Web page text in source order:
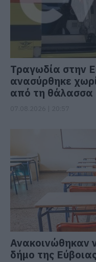
Τραγωδία στην
ανασύρθηκε
από τη θάλασσα
Ανακοινώθηκαν
δήμο της